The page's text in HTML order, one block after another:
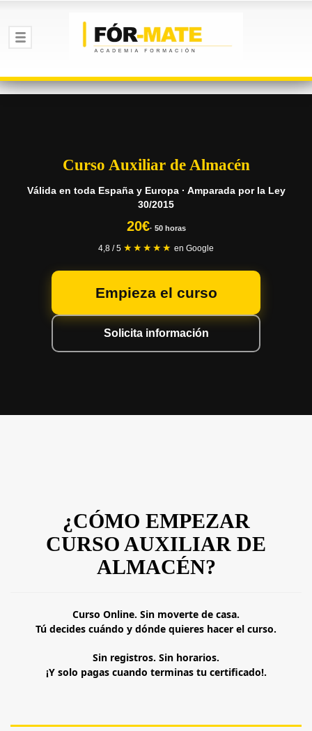
Curso Auxiliar de Almacén
Válida en toda España y Europa · Amparada por la Ley
30/2015
20€· 50 horas
4,8 / 5 ★★★★★ en Google
Empieza el curso
Solicita información
¿CÓMO EMPEZAR
CURSO AUXILIAR DE
ALMACÉN?
Curso Online. Sin moverte de casa.
Tú decides cuándo y dónde quieres hacer el curso.
Sin registros. Sin horarios.
¡Y solo pagas cuando terminas tu certificado!.